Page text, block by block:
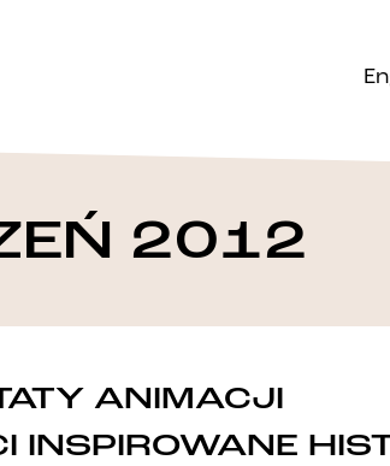
2012
ANIMACJI
INSPIROWANE